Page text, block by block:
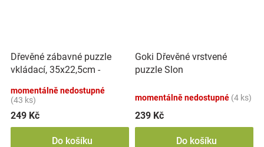
Dřevěné zábavné puzzle
vkládací, 35x22,5cm -
momentálně nedostupné
(43 ks)
249 Kč
Do košíku
Goki Dřevěné vrstvené
puzzle Slon
momentálně nedostupné (4 ks)
239 Kč
Do košíku